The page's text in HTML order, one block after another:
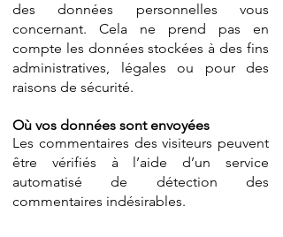
des données personnelles vous
concernant. Cela ne prend pas en
compte les données stockées à des fins
administratives, légales ou pour des
raisons de sécurité.
Où vos données sont envoyées
Les commentaires des visiteurs peuvent
être vérifiés à l’aide d’un service
automatisé de détection des
commentaires indésirables.